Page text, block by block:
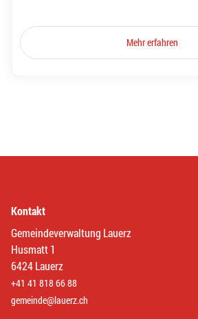
Mehr erfahren
Kontakt
Gemeindeverwaltung Lauerz
Husmatt 1
6424 Lauerz
+41 41 818 66 88
gemeinde@lauerz.ch